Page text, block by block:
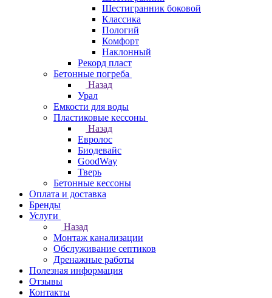
Шестигранник боковой
Классика
Пологий
Комфорт
Наклонный
Рекорд пласт
Бетонные погреба
Назад
Урал
Емкости для воды
Пластиковые кессоны
Назад
Евролос
Биодевайс
GoodWay
Тверь
Бетонные кессоны
Оплата и доставка
Бренды
Услуги
Назад
Монтаж канализации
Обслуживание септиков
Дренажные работы
Полезная информация
Отзывы
Контакты